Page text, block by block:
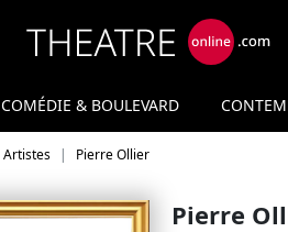
COMÉDIE & BOULEVARD
Artistes Pierre Ollier
Pierre